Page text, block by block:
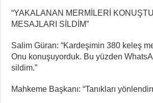
“YAKALANAN MERMİLERİ
MESAJLARI SİLDİM”
Salim Güran: “Kardeşimin 380 keleş
Onu konuşuyorduk. Bu yüzden
sildim.”
Mahkeme Başkanı: “Tanıkları